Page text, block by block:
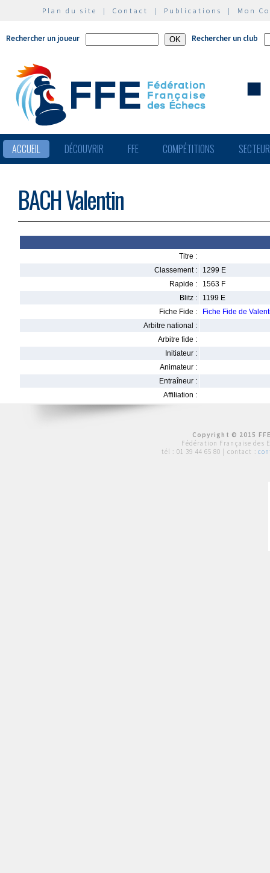
Plan du site | Contact | Publications | Mon
Rechercher un joueur Rechercher un club
ACCUEIL DÉCOUVRIR FFE COMPÉTITIONS
BACH Valentin
Titre :
Classement :
1299 E
Rapide :
1563 F
Blitz :
1199 E
Fiche Fide :
Fiche Fide de
Arbitre national :
Arbitre fide :
Initiateur :
Animateur :
Entraîneur :
Affiliation :
Copyright © 2015
Fédération Française des
tél : 01 39 44 65 80 | contact :